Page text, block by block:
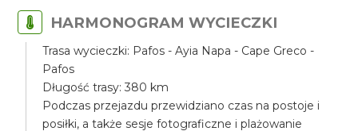
HARMONOGRAM WYCIECZKI
Trasa wycieczki: Pafos - Ayia Napa - Cape Greco -
Pafos
Długość trasy: 380 km
Podczas przejazdu przewidziano czas na postoje i
posiłki, a także sesje fotograficzne i plażowanie